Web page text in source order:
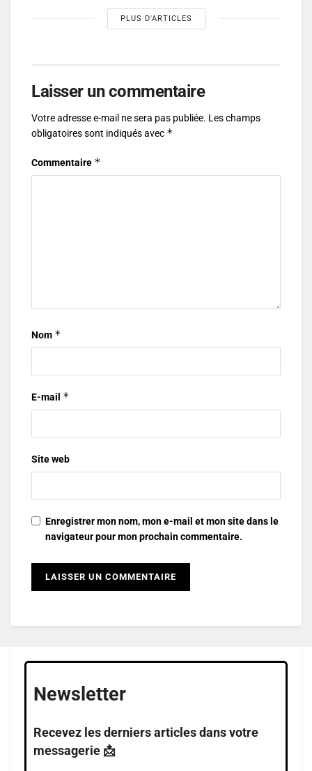
PLUS D'ARTICLES
Laisser un commentaire
Votre adresse e-mail ne sera pas publiée. Les champs
obligatoires sont indiqués avec *
Commentaire *
Nom *
E-mail *
Site web
Enregistrer mon nom, mon e-mail et mon site dans le
navigateur pour mon prochain commentaire.
Newsletter
Recevez les derniers articles dans votre
messagerie 📩